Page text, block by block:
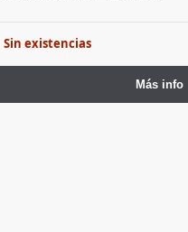
Sin existencias
Más info